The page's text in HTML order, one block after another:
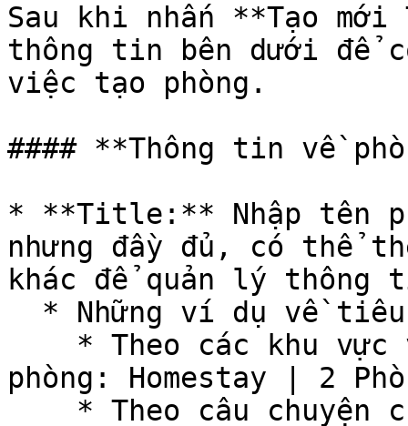
Sau khi nhấn **Tạo
thông tin bên dưới để
việc tạo phòng.
#### **Thông tin về
* **Title:** Nhập tên
nhưng đầy đủ, có thể
khác để quản lý thông
phòng: Homestay | 2